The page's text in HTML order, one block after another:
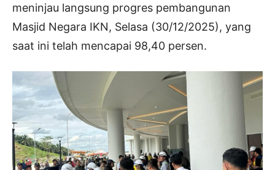
meninjau langsung progres pembangunan
Masjid Negara IKN, Selasa (30/12/2025), yang
saat ini telah mencapai 98,40 persen.